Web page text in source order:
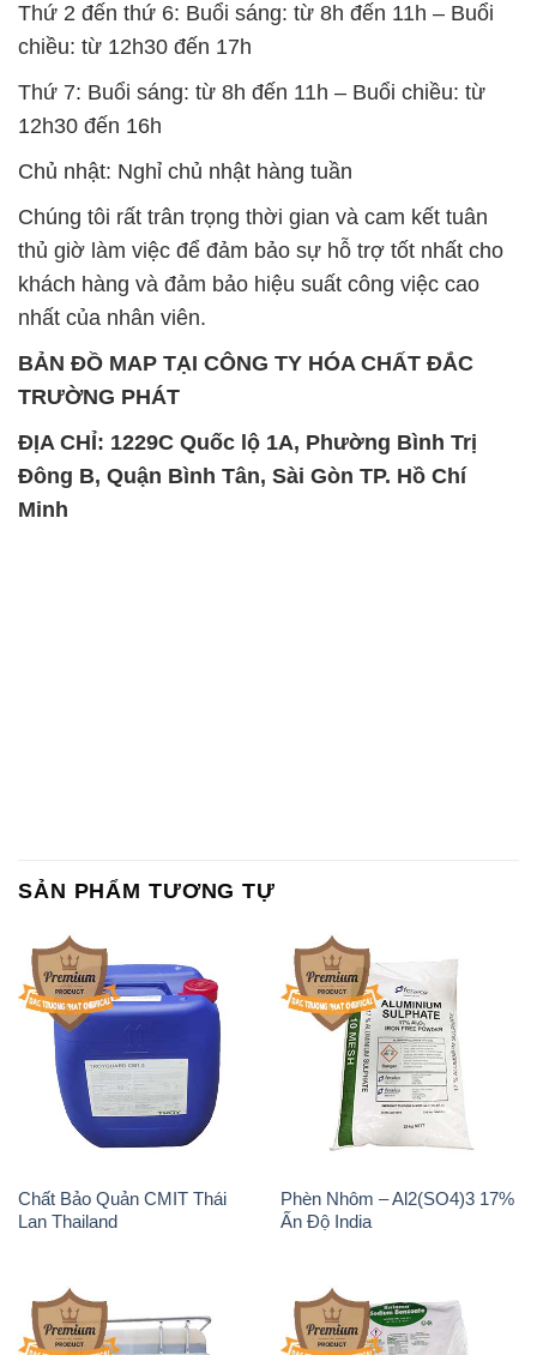
SẢN PHẨM TƯƠNG TỰ
Chất Bảo Quản CMIT Thái
Magie Clorua – MGCL2 Dạng
Vảy Shreeji Magnesia Works
Ấn Độ India
KOH ( 90%) – Potassium
Hydroxide Unid Hàn Quốc